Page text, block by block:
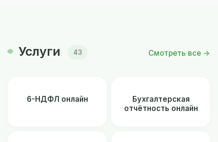
Услуги 43 Смотреть все →
6-НДФЛ онлайн
Бухгалтерская
отчётность онлайн